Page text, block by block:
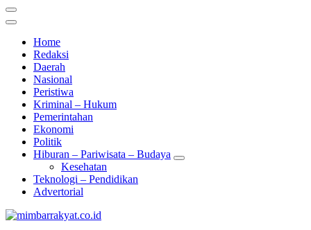
Home
Redaksi
Daerah
Nasional
Peristiwa
Kriminal – Hukum
Pemerintahan
Ekonomi
Politik
Hiburan – Pariwisata – Budaya
Kesehatan
Teknologi – Pendidikan
Advertorial